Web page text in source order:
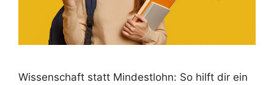
Wissenschaft statt Mindestlohn: So hilft dir ein